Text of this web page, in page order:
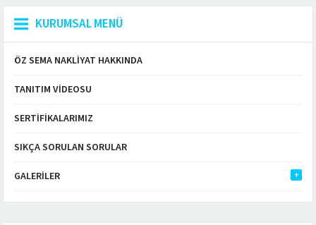
KURUMSAL MENÜ
ÖZ SEMA NAKLIYAT HAKKINDA
TANITIM VIDEOSU
SERTIFIKALARIMIZ
SIKÇA SORULAN SORULAR
GALERILER